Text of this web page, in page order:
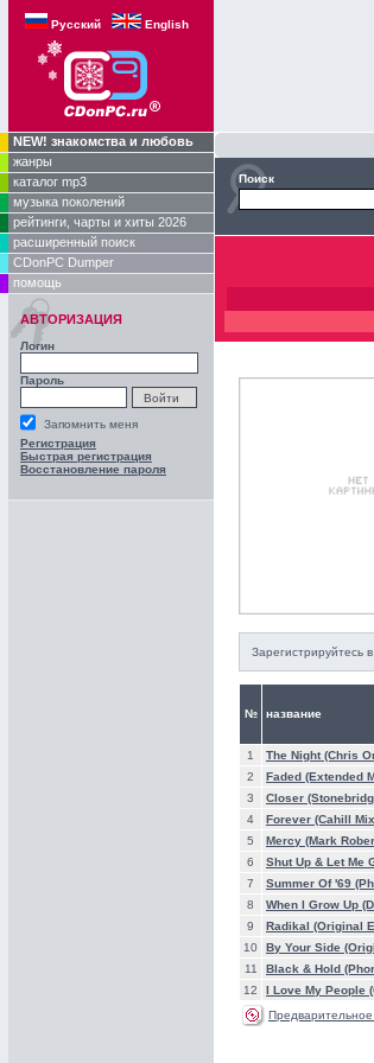
Русский English
NEW! знакомства и любовь
жанры
каталог mp3
музыка поколений
рейтинги, чарты и хиты 2026
расширенный поиск
CDonPC Dumper
помощь
АВТОРИЗАЦИЯ
Логин
Пароль
Запомнить меня
Регистрация
Быстрая регистрация
Восстановление пароля
Поиск
Зарегистрируйтесь в
№ название
1
The Night (Chris
2
Faded (Extended
3
Closer
4
Forever (Cahill
5
Mercy (Mark
6
Shut Up & Let Me
7
Summer Of '69
8
When I Grow Up
9
Radikal (Original
10
By Your Side
11
Black & Hold
12
I Love My People